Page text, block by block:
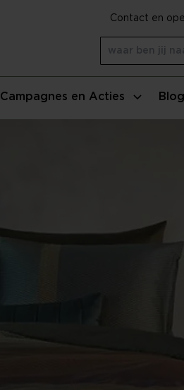
Campagnes en Acties
Contact en